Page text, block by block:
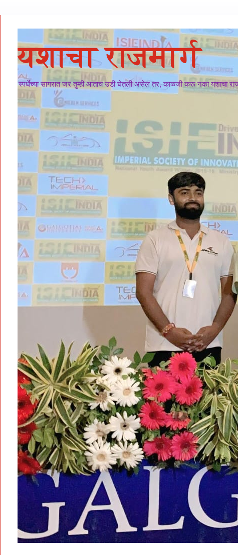
यशाचा राजमार्ग
स्पर्धेच्या सागरात जर तुम्ही आताच उडी घेतली असेल तर, काळजी करू नका यशाचा